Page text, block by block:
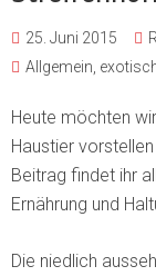
25. Juni 2015
Allgemein
Heute möchten
Haustier
Beitrag findet ihr
Ernährung und
Die niedlich